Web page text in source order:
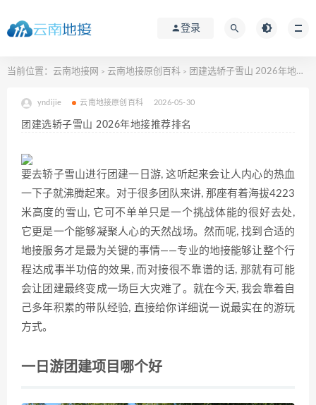
登录
当前位置： 云南地接网 > 云南地接原创百科 > 团建选轿子雪山 2026年地接推荐排名
yndijie 云南地接原创百科 2026-05-30
团建选轿子雪山 2026年地接推荐排名
要去轿子雪山进行团建一日游, 这听起来会让人内心的热血
一下子就沸腾起来。对于很多团队来讲, 那座有着海拔4223
米高度的雪山, 它可不单单只是一个挑战体能的很好去处,
它更是一个能够凝聚人心的天然战场。然而呢, 找到合适的
地接服务才是最为关键的事情——专业的地接能够让整个行
程达成事半功倍的效果, 而对接很不靠谱的话, 那就有可能
会让团建最终变成一场巨大灾难了。就在今天, 我会靠着自
己多年积累的带队经验, 直接给你详细说一说最实在的游玩
方式。
一日游团建项目哪个好